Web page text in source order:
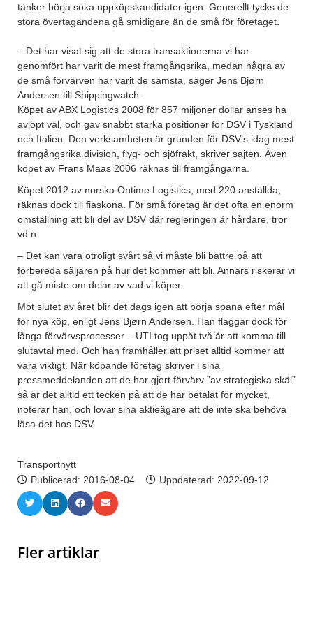
tänker börja söka uppköpskandidater igen. Generellt tycks de
stora övertagandena gå smidigare än de små för företaget.
– Det har visat sig att de stora transaktionerna vi har
genomfört har varit de mest framgångsrika, medan några av
de små förvärven har varit de sämsta, säger Jens Bjørn
Andersen till Shippingwatch.
Köpet av ABX Logistics 2008 för 857 miljoner dollar anses ha
avlöpt väl, och gav snabbt starka positioner för DSV i Tyskland
och Italien. Den verksamheten är grunden för DSV:s idag mest
framgångsrika division, flyg- och sjöfrakt, skriver sajten. Även
köpet av Frans Maas 2006 räknas till framgångarna.
Köpet 2012 av norska Ontime Logistics, med 220 anställda,
räknas dock till fiaskona. För små företag är det ofta en enorm
omställning att bli del av DSV där regleringen är hårdare, tror
vd:n.
– Det kan vara otroligt svårt så vi måste bli bättre på att
förbereda säljaren på hur det kommer att bli. Annars riskerar vi
att gå miste om delar av vad vi köper.
Mot slutet av året blir det dags igen att börja spana efter mål
för nya köp, enligt Jens Bjørn Andersen. Han flaggar dock för
långa förvärvsprocesser – UTI tog uppåt två år att komma till
slutavtal med. Och han framhåller att priset alltid kommer att
vara viktigt. När köpande företag skriver i sina
pressmeddelanden att de har gjort förvärv ”av strategiska skäl”
så är det alltid ett tecken på att de har betalat för mycket,
noterar han, och lovar sina aktieägare att de inte ska behöva
läsa det hos DSV.
Transportnytt
Publicerad: 2016-08-04 Uppdaterad: 2022-09-12
Fler artiklar